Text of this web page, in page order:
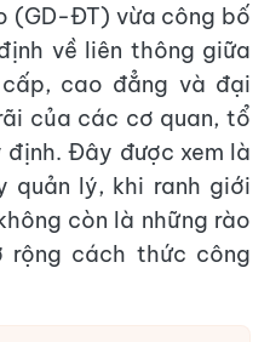
(GD-ĐT) vừa công bố
về liên thông giữa
cao đẳng và đại
của các cơ quan, tổ
Đây được xem là
quản lý, khi ranh giới
còn là những rào
rộng cách thức công